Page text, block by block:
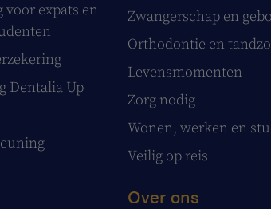
voor expats en
Dentalia Up
Zwangerschap en
Orthodontie en
Levensmomenten
Zorg nodig
Wonen, werken en
Veilig op reis
Over ons